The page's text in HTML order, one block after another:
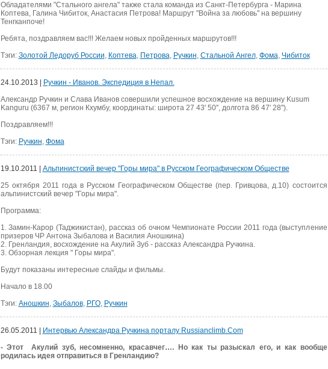
Обладателями "Стального ангела" также стала команда из Санкт-Петербурга - Марина
Коптева, Галина Чибиток, Анастасия Петрова! Маршрут "Война за любовь" на вершину
Тенгканпоче!
Ребята, поздравляем вас!!! Желаем новых пройденных маршрутов!!!
Тэги: Золотой Ледоруб России, Коптева, Петрова, Ручкин, Стальной Ангел, Фома, Чибиток
24.10.2013 |
Ручкин - Иванов. Экспедиция в Непал.
Александр Ручкин и Слава Иванов совершили успешное восхождение на вершину Kusum
Kanguru (6367 м, регион Кхумбу, координаты: широта 27 43' 50'', долгота 86 47' 28'').
Поздравляем!!!
Тэги: Ручкин, Фома
19.10.2011 | Альпинистский вечер "Горы мира" в Русском Географическом Обществе
25 октября 2011 года в Русском Географическом Обществе (пер. Гривцова, д.10) состоится
альпинистский вечер "Горы мира".
Программа:
1. Замин-Карор (Таджикистан), рассказ об очном Чемпионате России 2011 года (выступление
призеров ЧР Антона Зыбалова и Василия Аношкина)
2. Гренландия, восхождение на Акулий Зуб - рассказ Александра Ручкина.
3. Обзорная лекция " Горы мира".
Будут показаны интересные слайды и фильмы.
Начало в 18.00
Тэги: Аношкин, Зыбалов, РГО, Ручкин
26.05.2011 |
Интервью Александра Ручкина порталу Russianclimb.Com
- Этот Акулий зуб, несомненно, красавчег…. Но как ты разыскал его, и как вообще
родилась идея отправиться в Гренландию?